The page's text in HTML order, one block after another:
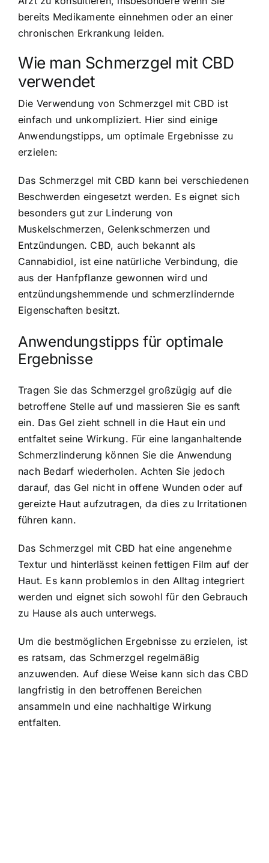
bereits Medikamente einnehmen oder an einer
chronischen Erkrankung leiden.
Wie man Schmerzgel mit CBD
verwendet
Die Verwendung von Schmerzgel mit CBD ist
einfach und unkompliziert. Hier sind einige
Anwendungstipps, um optimale Ergebnisse zu
erzielen:
Das Schmerzgel mit CBD kann bei verschiedenen
Beschwerden eingesetzt werden. Es eignet sich
besonders gut zur Linderung von
Muskelschmerzen, Gelenkschmerzen und
Entzündungen. CBD, auch bekannt als
Cannabidiol, ist eine natürliche Verbindung, die
aus der Hanfpflanze gewonnen wird und
entzündungshemmende und schmerzlindernde
Eigenschaften besitzt.
Anwendungstipps für optimale
Ergebnisse
Tragen Sie das Schmerzgel großzügig auf die
betroffene Stelle auf und massieren Sie es sanft
ein. Das Gel zieht schnell in die Haut ein und
entfaltet seine Wirkung. Für eine langanhaltende
Schmerzlinderung können Sie die Anwendung
nach Bedarf wiederholen. Achten Sie jedoch
darauf, das Gel nicht in offene Wunden oder auf
gereizte Haut aufzutragen, da dies zu Irritationen
führen kann.
Das Schmerzgel mit CBD hat eine angenehme
Textur und hinterlässt keinen fettigen Film auf der
Haut. Es kann problemlos in den Alltag integriert
werden und eignet sich sowohl für den Gebrauch
zu Hause als auch unterwegs.
Um die bestmöglichen Ergebnisse zu erzielen, ist
es ratsam, das Schmerzgel regelmäßig
anzuwenden. Auf diese Weise kann sich das CBD
langfristig in den betroffenen Bereichen
ansammeln und eine nachhaltige Wirkung
entfalten.